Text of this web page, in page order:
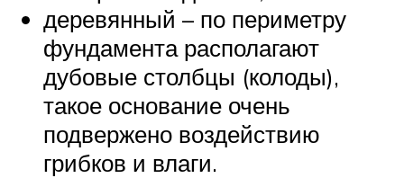
деревянный – по периметру
фундамента располагают
дубовые столбцы (колоды),
такое основание очень
подвержено воздействию
грибков и влаги.